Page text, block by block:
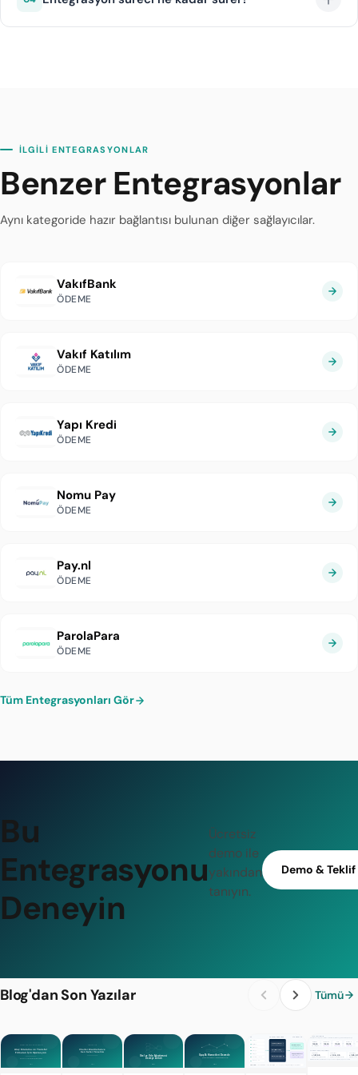
Paraf kampanyalarını da sanal POS üzerinden
yönetebilirsiniz.
İLGİLİ ENTEGRASYONLAR
Benzer Entegrasyonlar
Aynı kategoride hazır bağlantısı bulunan diğer sağlayıcılar.
VakıfBank
ÖDEME
Vakıf Katılım
ÖDEME
Yapı Kredi
ÖDEME
Nomu Pay
ÖDEME
Pay.nl
ÖDEME
ParolaPara
ÖDEME
Tüm Entegrasyonları Gör
Bu
Entegrasyonu
Deneyin
Ücretsiz
demo ile
yakından
tanıyın.
Demo &
Blog'dan Son Yazılar Tümü